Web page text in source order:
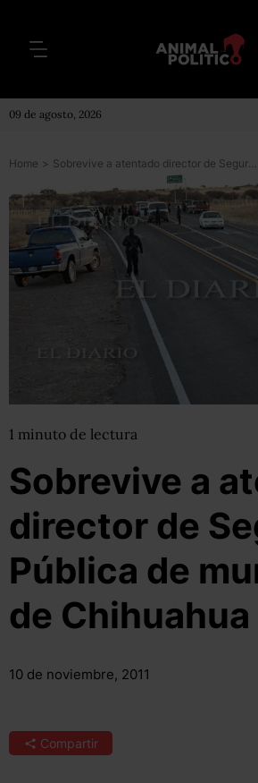
09 de agosto, 2026
Home > Sobrevive a atentado director de Seguridad Pública de municipio de Chihuahua
1 minuto de lectura
Sobrevive a
director de
Pública de
de Chihuahua
10 de noviembre, 2011
Compartir